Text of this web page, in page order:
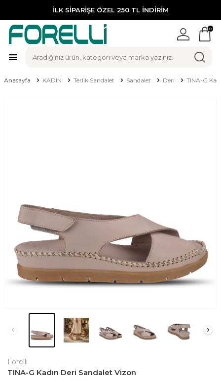
İLK SİPARİŞE ÖZEL 250 TL İNDİRİM
0
Anasayfa KADIN Terlik Sandalet Sandalet Deri TINA-G
Forelli
TINA-G Kadın Deri Sandalet Vizon